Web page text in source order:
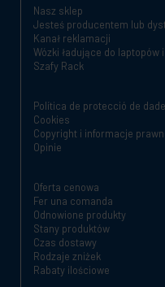
Nasz sklep
Jesteś producentem lub
Kanał reklamacji
Wózki ładujące do laptopów
Szafy Rack
Política de protecció de
Cookies
Copyright i informacje
Opinie
Oferta cenowa
Fer una comanda
Odnowione produkty
Stany produktów
Czas dostawy
Rodzaje zniżek
Rabaty ilościowe